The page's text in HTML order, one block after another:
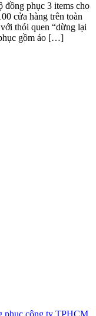
đồng phục 3 items cho
cửa hàng trên toàn
thói quen “dừng lại
gồm áo […]